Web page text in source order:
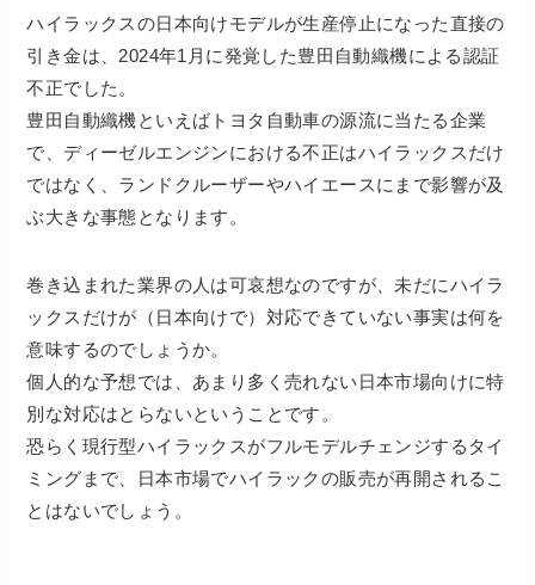
ハイラックスの日本向けモデルが生産停止になった直接の
引き金は、2024年1月に発覚した豊田自動織機による認証
不正でした。
豊田自動織機といえばトヨタ自動車の源流に当たる企業
で、ディーゼルエンジンにおける不正はハイラックスだけ
ではなく、ランドクルーザーやハイエースにまで影響が及
ぶ大きな事態となります。
巻き込まれた業界の人は可哀想なのですが、未だにハイラ
ックスだけが（日本向けで）対応できていない事実は何を
意味するのでしょうか。
個人的な予想では、あまり多く売れない日本市場向けに特
別な対応はとらないということです。
恐らく現行型ハイラックスがフルモデルチェンジするタイ
ミングまで、日本市場でハイラックの販売が再開されるこ
とはないでしょう。